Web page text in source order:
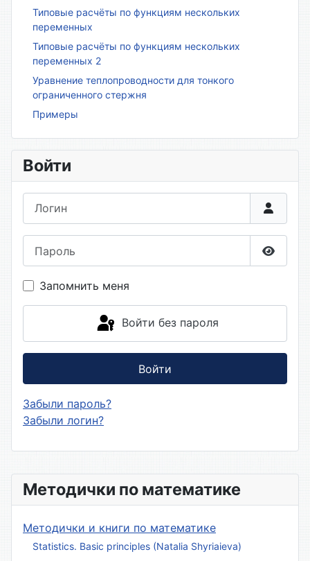
Методички по математике
Методички и книги по математике
Statistics. Basic principles (Natalia Shyriaieva)
Типовые расчёты по функциям нескольких
переменных
Типовые расчёты по функциям нескольких
переменных 2
Уравнение теплопроводности для тонкого
ограниченного стержня
Примеры
Войти
Запомнить меня
Войти без пароля
Войти
Забыли пароль?
Забыли логин?